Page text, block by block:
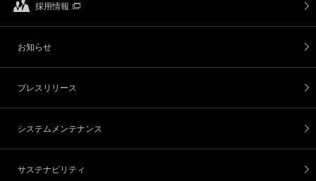
採用情報
お知らせ
プレスリリース
システムメンテナンス
サステナビリティ